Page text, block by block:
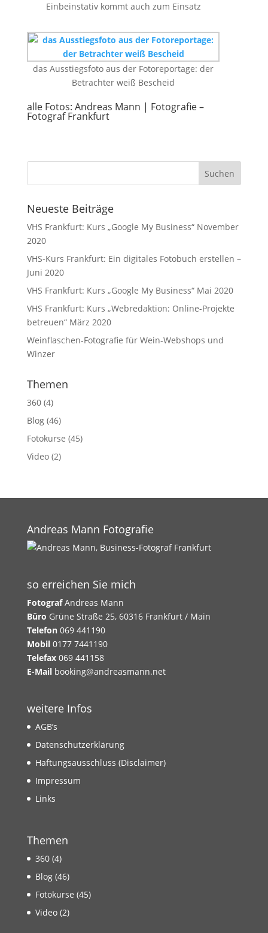
Einbeinstativ kommt auch zum Einsatz
das Ausstiegsfoto aus der Fotoreportage: der
Betrachter weiß Bescheid
alle Fotos: Andreas Mann | Fotografie –
Fotograf Frankfurt
Neueste Beiträge
VHS Frankfurt: Kurs „Google My Business“ November
2020
VHS-Kurs Frankfurt: Ein digitales Fotobuch erstellen –
Juni 2020
VHS Frankfurt: Kurs „Google My Business“ Mai 2020
VHS Frankfurt: Kurs „Webredaktion: Online-Projekte
betreuen“ März 2020
Weinflaschen-Fotografie für Wein-Webshops und
Winzer
Themen
360(4)
Blog(46)
Fotokurse (45)
Video(2)
Andreas Mann Fotografie
so erreichen Sie mich
FotografAndreas Mann
Büro Grüne Straße 25, 60316 Frankfurt / Main
Telefon069 441190
Mobil0177 7441190
Telefax069 441158
E-Mail booking@andreasmann.net
weitere Infos
AGB’s
Datenschutzerklärung
Haftungsausschluss (Disclaimer)
Impressum
Links
Themen
360(4)
Blog(46)
Fotokurse (45)
Video(2)